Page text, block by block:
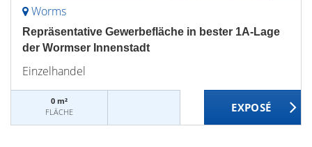
Worms
Repräsentative Gewerbefläche in bester 1A-Lage
der Wormser Innenstadt
Einzelhandel
0 m²
FLÄCHE